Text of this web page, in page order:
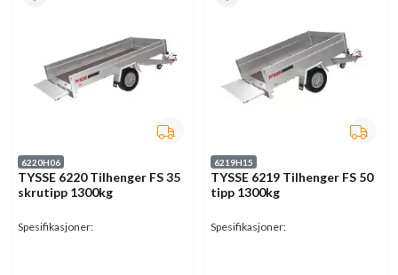
6220H06
TYSSE 6220 Tilhenger FS 35
skrutipp 1300kg
Spesifikasjoner:
6219H15
TYSSE 6219 Tilhenger FS 50
tipp 1300kg
Spesifikasjoner: